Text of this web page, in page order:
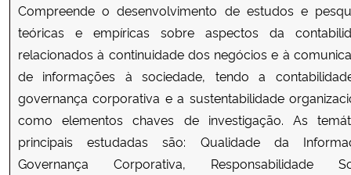
Compreende o desenvolvimento de estudos e
teóricas e empíricas sobre aspectos da
relacionados à continuidade dos negócios e à
de informações à sociedade, tendo a
governança corporativa e a sustentabilidade
como elementos chaves de investigação. As
principais estudadas são: Qualidade da
Governança Corporativa, Responsabilidade